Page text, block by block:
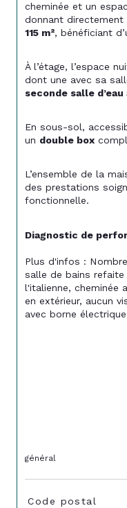
cheminée et un
donnant directement
115 m², bénéficiant
À l’étage, l’espace
dont une avec sa
seconde salle d’eau
En sous-sol,
un double box
L’ensemble de la
des prestations
fonctionnelle.
Diagnostic de
Plus d'infos :
salle de bains refaite
l'italienne, cheminée
en extérieur, aucun
avec borne
général
Code postal